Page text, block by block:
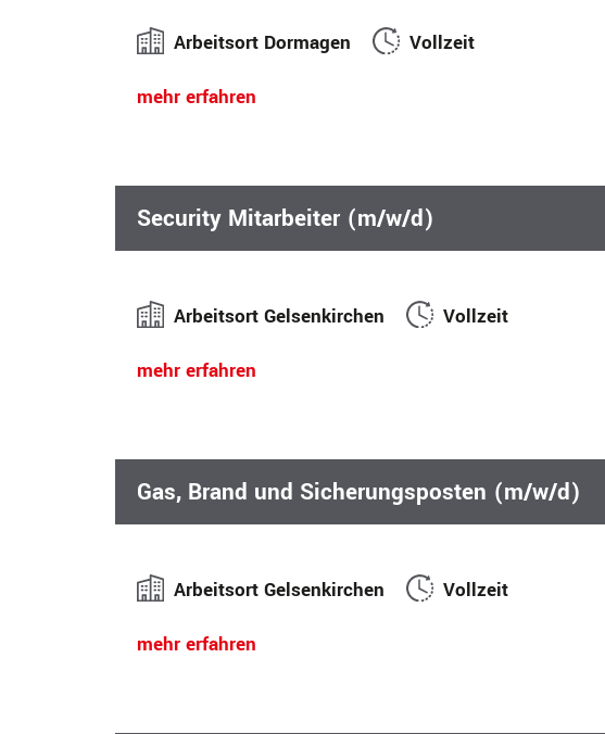
Arbeitsort Dormagen
Vollzeit
mehr erfahren
Security Mitarbeiter (m/w/d)
Arbeitsort Gelsenkirchen
Vollzeit
mehr erfahren
Gas, Brand und Sicherungsposten (m/w/d)
Arbeitsort Gelsenkirchen
Vollzeit
mehr erfahren